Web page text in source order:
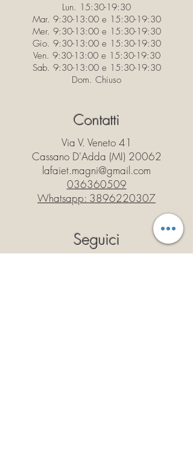
Lun. 15:30-19:30
Mar. 9:30-13:00 e 15:30-19:30
Mer. 9:30-13:00 e 15:30-19:30
Gio. 9:30-13:00 e 15:30-19:30
Ven. 9:30-13:00 e 15:30-19:30
Sab. 9:30-13:00 e 15:30-19:30
Dom. Chiuso
Contatti
Via V. Veneto 41
Cassano D'Adda (MI) 20062
lafaiet.magni@gmail.com
036360509
Whatsapp: 3896220307
Seguici